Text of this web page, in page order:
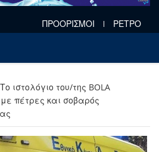
ΠΡΟΟΡΙΣΜΟΙ ΡΕΤΡΟ
Το ιστολόγιο του/της BOLA
πέτρες και σοβαρός